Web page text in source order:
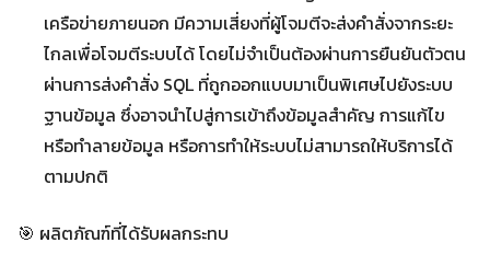
เครือข่ายภายนอก มีความเสี่ยงที่ผู้โจมตีจะส่งคำสั่งจากระยะ
ไกลเพื่อโจมตีระบบได้ โดยไม่จำเป็นต้องผ่านการยืนยันตัวตน
ผ่านการส่งคำสั่ง SQL ที่ถูกออกแบบมาเป็นพิเศษไปยังระบบ
ฐานข้อมูล ซึ่งอาจนำไปสู่การเข้าถึงข้อมูลสำคัญ การแก้ไข
หรือทำลายข้อมูล หรือการทำให้ระบบไม่สามารถให้บริการได้
ตามปกติ
🎯 ผลิตภัณฑ์ที่ได้รับผลกระทบ